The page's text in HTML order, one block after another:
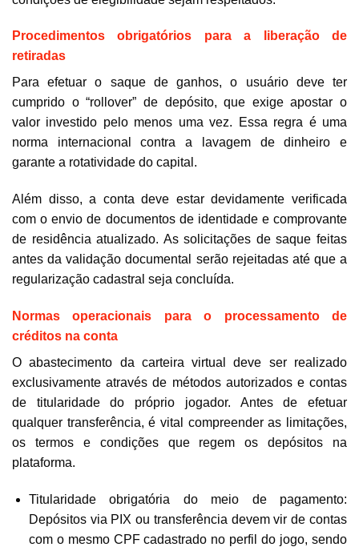
Procedimentos obrigatórios para a liberação de
retiradas
Para efetuar o saque de ganhos, o usuário deve ter
cumprido o “rollover” de depósito, que exige apostar o
valor investido pelo menos uma vez. Essa regra é uma
norma internacional contra a lavagem de dinheiro e
garante a rotatividade do capital.
Além disso, a conta deve estar devidamente verificada
com o envio de documentos de identidade e comprovante
de residência atualizado. As solicitações de saque feitas
antes da validação documental serão rejeitadas até que a
regularização cadastral seja concluída.
Normas operacionais para o processamento de
créditos na conta
O abastecimento da carteira virtual deve ser realizado
exclusivamente através de métodos autorizados e contas
de titularidade do próprio jogador. Antes de efetuar
qualquer transferência, é vital compreender as limitações,
os termos e condições que regem os depósitos na
plataforma.
Titularidade obrigatória do meio de pagamento:
Depósitos via PIX ou transferência devem vir de contas
com o mesmo CPF cadastrado no perfil do jogo, sendo